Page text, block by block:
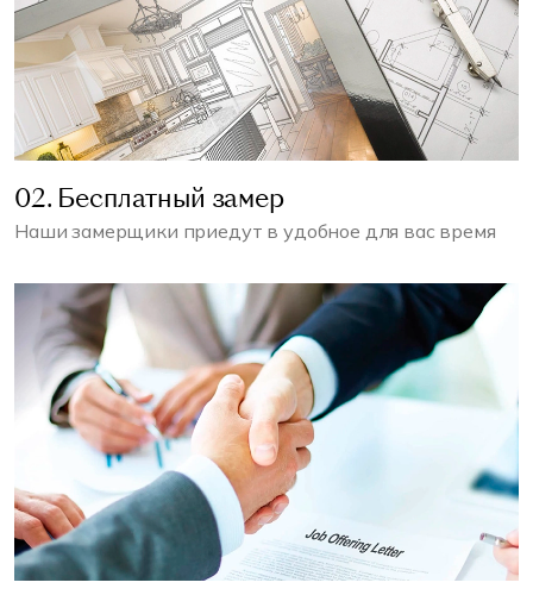
02. Бесплатный замер
Наши замерщики приедут в удобное для вас время